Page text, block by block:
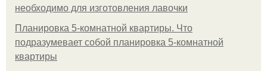
необходимо для изготовления лавочки
Планировка 5-комнатной квартиры. Что
подразумевает собой планировка 5-комнатной
квартиры